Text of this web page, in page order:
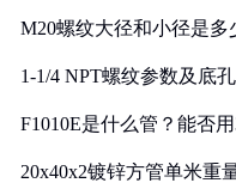
M20螺纹大径和小径是多
1-1/4 NPT螺纹参数及底
F1010E是什么管？能否
20x40x2镀锌方管单米重